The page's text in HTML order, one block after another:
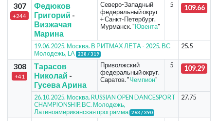
307
+244
Федюков
Григорий -
Визжачая
Марина
Северо-Западный
федеральный округ
+ Санкт-Петербург.
Мурманск. "Ювента"
5 109.66
19.06.2025. Москва. В РИТМАХ ЛЕТА - 2025. ВС
Молодежь, LA 238 / 319
25.5
308
+41
Тарасов
Николай -
Гусева Арина
Приволжский
федеральный округ.
Саратов. "Чемпион"
5 109.29
26.10.2025. Москва. RUSSIAN OPEN DANCESPORT
CHAMPIONSHIP. ВС. Молодежь,
Латиноамериканская программа 263 / 390
27.75